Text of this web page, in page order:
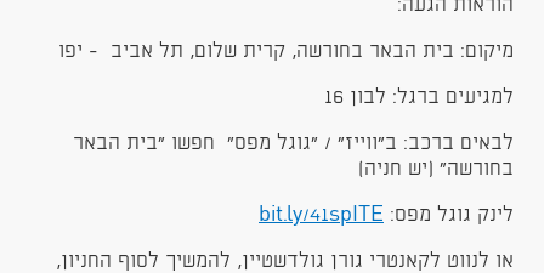
הוראות הגעה:
מיקום: בית הבאר בחורשה, קרית שלום, תל אביב - יפו
למגיעים ברגל: לבון 16
לבאים ברכב: ב"ווייז" / "גוגל מפס" חפשו "בית הבאר
בחורשה" (יש חניה)
לינק גוגל מפס: bit.ly/41spITE
או לנווט לקאנטרי גורן גולדשטיין, להמשיך לסוף החניון,